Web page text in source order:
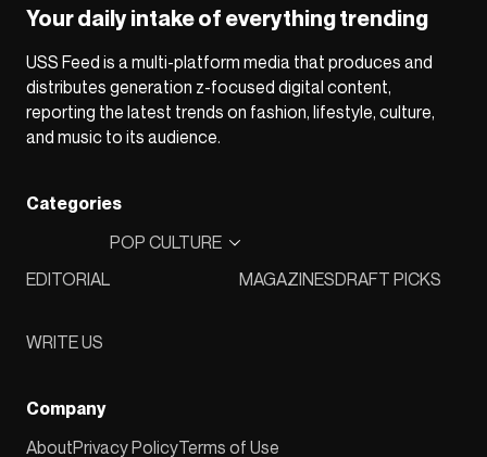
Your daily intake of everything trending
USS Feed is a multi-platform media that produces and
distributes generation z-focused digital content,
reporting the latest trends on fashion, lifestyle, culture,
and music to its audience.
Categories
EDITORIAL
POP CULTURE
MAGAZINESDRAFT PICKS
WRITE US
Company
AboutPrivacy PolicyTerms of Use